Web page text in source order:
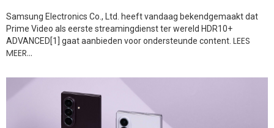
Samsung Electronics Co., Ltd. heeft vandaag bekendgemaakt dat
Prime Video als eerste streamingdienst ter wereld HDR10+
ADVANCED[1] gaat aanbieden voor ondersteunde content. LEES
MEER…